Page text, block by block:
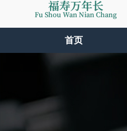
福寿万年长
Fu Shou Wan Nian Chang
首页